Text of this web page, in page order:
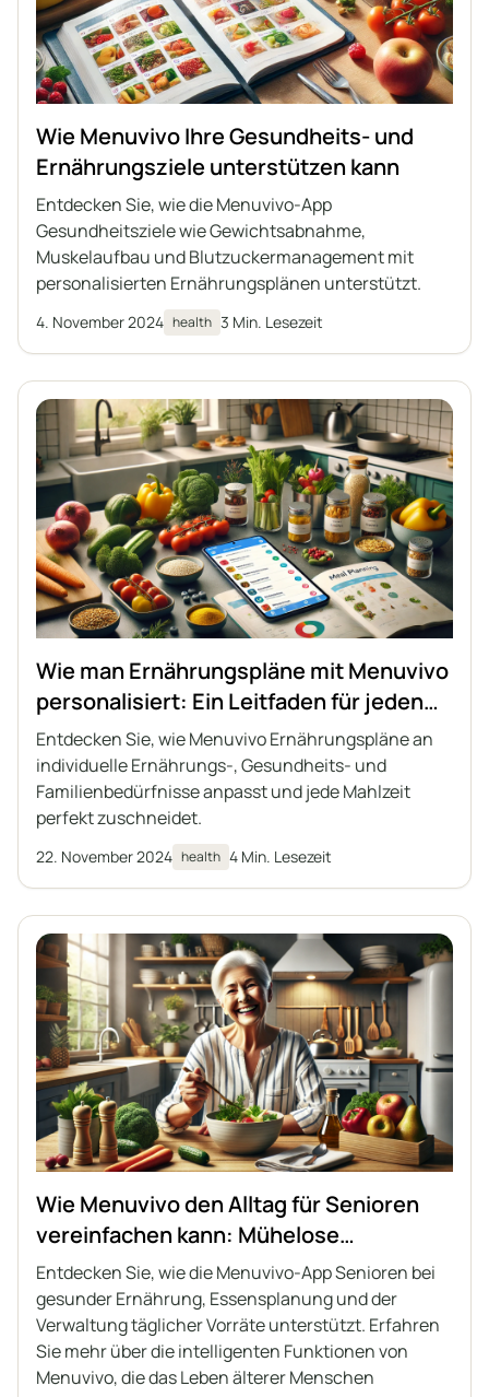
Wie Menuvivo Ihre Gesundheits- und
Ernährungsziele unterstützen kann
Entdecken Sie, wie die Menuvivo-App
Gesundheitsziele wie Gewichtsabnahme,
Muskelaufbau und Blutzuckermanagement mit
personalisierten Ernährungsplänen unterstützt.
4. November 2024 health 3 Min. Lesezeit
Wie man Ernährungspläne mit Menuvivo
personalisiert: Ein Leitfaden für jeden
Benutzer
Entdecken Sie, wie Menuvivo Ernährungspläne an
individuelle Ernährungs-, Gesundheits- und
Familienbedürfnisse anpasst und jede Mahlzeit
perfekt zuschneidet.
22. November 2024 health 4 Min. Lesezeit
Wie Menuvivo den Alltag für Senioren
vereinfachen kann: Mühelose
Essensplanung
Entdecken Sie, wie die Menuvivo-App Senioren bei
gesunder Ernährung, Essensplanung und der
Verwaltung täglicher Vorräte unterstützt. Erfahren
Sie mehr über die intelligenten Funktionen von
Menuvivo, die das Leben älterer Menschen